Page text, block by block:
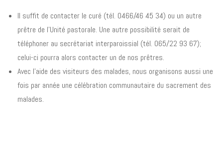
Il suffit de contacter le curé (tél. 0466/46 45 34) ou un autre
prêtre de l’Unité pastorale. Une autre possibilité serait de
téléphoner au secrétariat interparoissial (tél. 065/22 93 67);
celui-ci pourra alors contacter un de nos prêtres.
Avec l’aide des visiteurs des malades, nous organisons aussi une
fois par année une célébration communautaire du sacrement des
malades.